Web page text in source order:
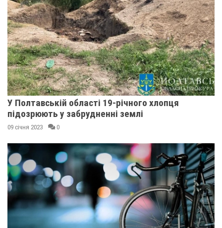
У Полтавській області 19-річного хлопця
підозрюють у забрудненні землі
09 січня 2023 0